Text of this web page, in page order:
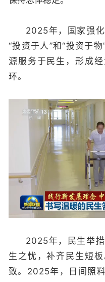
2025年，国家强
“投资于人”和“投资于
源服务于民生，形成
环。
2025年，民生举
生之忧，补齐民生短
致。2025年，日间照